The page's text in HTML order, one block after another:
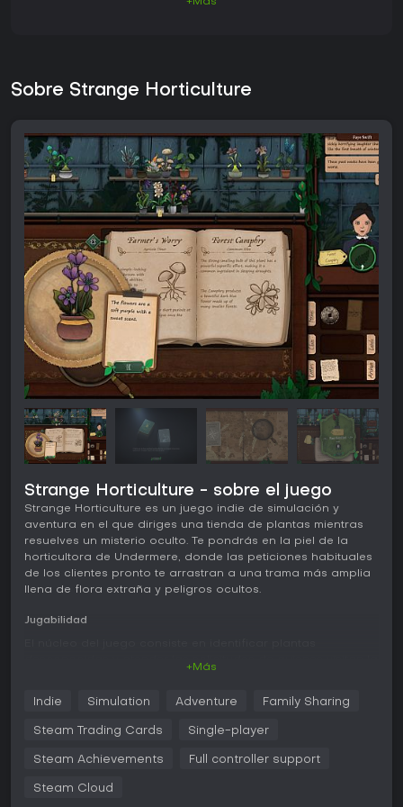
Sobre Strange Horticulture
Strange Horticulture - sobre el juego
Strange Horticulture es un juego indie de simulación y
aventura en el que diriges una tienda de plantas mientras
resuelves un misterio oculto. Te pondrás en la piel de la
horticultora de Undermere, donde las peticiones habituales
de los clientes pronto te arrastran a una trama más amplia
llena de flora extraña y peligros ocultos.
Jugabilidad
la estructura de los pétalos, el aroma y los efectos. Un
microscopio permite examinar las muestras con más detalle,
encontrados ayudan a completar las identificaciones. Cada
conocimiento y las opciones para pedidos futuros.
+Más
Indie Simulation Adventure Family Sharing
Steam Trading Cards Single-player
Steam Achievements Full controller support
Steam Cloud